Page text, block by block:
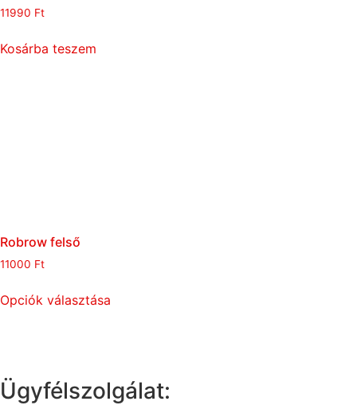
11990 Ft
Kosárba teszem
Robrow felső
11000 Ft
Opciók választása
Ügyfélszolgálat: